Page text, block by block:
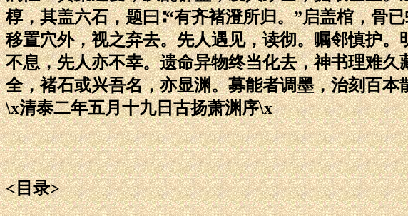
椁，其盖六石，题曰∶“有齐褚澄所归。”启盖棺，骨
移置穴外，视之弃去。先人遇见，读彻。嘱邻慎护
不息，先人亦不幸。遗命异物终当化去，神书理难
全，褚石或兴吾名，亦显渊。募能者调墨，治刻百
\x清泰二年五月十九日古扬萧渊序\x
<目录>